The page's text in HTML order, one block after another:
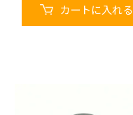
カートに入れる